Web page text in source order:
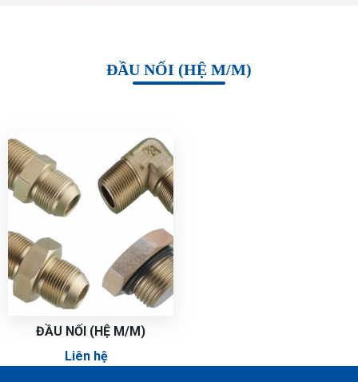
ĐẦU NỐI (HỆ M/M)
ĐẦU NỐI (HỆ M/M)
Liên hệ